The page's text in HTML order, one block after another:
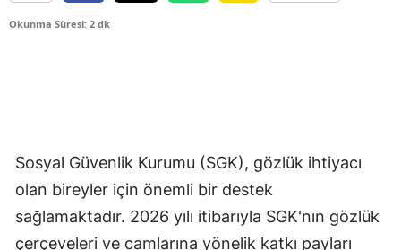
Okunma Süresi: 2 dk
Sosyal Güvenlik Kurumu (SGK), gözlük ihtiyacı
olan bireyler için önemli bir destek
sağlamaktadır. 2026 yılı itibarıyla SGK'nın gözlük
çerçeveleri ve camlarına yönelik katkı payları